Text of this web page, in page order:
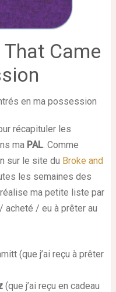
Came
en ma possession
récapituler les
ma PAL. Comme
sur le site du Broke and
les semaines des
ma petite liste par
acheté / eu à prêter au
(que j’ai reçu à prêter
(que j’ai reçu en cadeau